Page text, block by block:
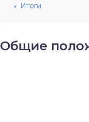
Итоги
Общие